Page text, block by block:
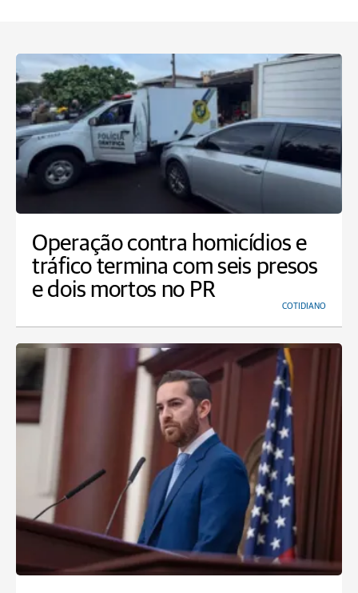
Operação contra homicídios e
tráfico termina com seis presos
e dois mortos no PR
COTIDIANO